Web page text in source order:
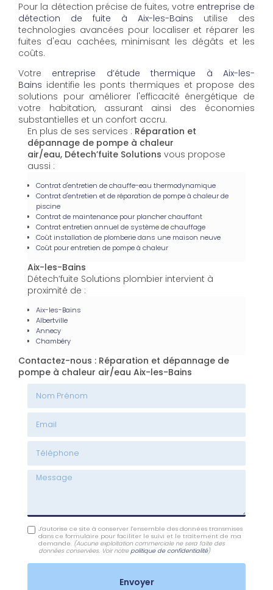
Pour la détection précise de fuites, votre entreprise de
détection de fuite à Aix-les-Bains utilise des
technologies avancées pour localiser et réparer les
fuites d'eau cachées, minimisant les dégâts et les
coûts.
Votre entreprise d’étude thermique à Aix-les-
Bains identifie les ponts thermiques et propose des
solutions pour améliorer l'efficacité énergétique de
votre habitation, assurant ainsi des économies
substantielles et un confort accru.
En plus de ses services : Réparation et
dépannage de pompe à chaleur
air/eau, Détech’fuite Solutions vous propose
aussi :
Contrat d'entretien de chauffe-eau thermodynamique
Contrat d'entretien et de réparation de pompe à chaleur de
piscine
Contrat de maintenance pour plancher chauffant
Contrat entretien annuel de système de chauffage
Coût installation de plomberie dans une maison neuve
Coût pour entretien de pompe à chaleur
Aix-les-Bains
Détech’fuite Solutions plombier intervient à
proximité de :
Aix-les-Bains
Albertville
Annecy
Chambéry
Contactez-nous : Réparation et dépannage de
pompe à chaleur air/eau Aix-les-Bains
Message
J'autorise ce site à conserver l'ensemble des données transmises
dans ce formulaire pour faciliter le suivi et le traitement de ma
demande. (Aucune exploitation commerciale ne sera faite des
données conservées. Voir notrepolitique de confidentialité)